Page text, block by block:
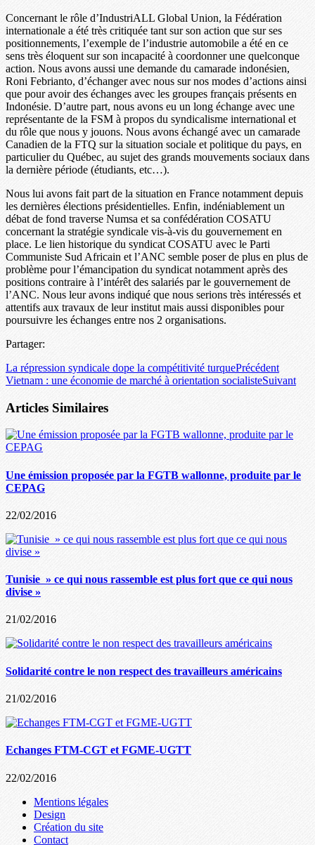
Concernant le rôle d’IndustriALL Global Union, la Fédération
internationale a été très critiquée tant sur son action que sur ses
positionnements, l’exemple de l’industrie automobile a été en ce
sens très éloquent sur son incapacité à coordonner une quelconque
action. Nous avons aussi une demande du camarade indonésien,
Roni Febrianto, d’échanger avec nous sur nos modes d’actions ainsi
que pour avoir des échanges avec les groupes français présents en
Indonésie. D’autre part, nous avons eu un long échange avec une
représentante de la FSM à propos du syndicalisme international et
du rôle que nous y jouons. Nous avons échangé avec un camarade
Canadien de la FTQ sur la situation sociale et politique du pays, en
particulier du Québec, au sujet des grands mouvements sociaux dans
la dernière période (étudiants, etc…).
Nous lui avons fait part de la situation en France notamment depuis
les dernières élections présidentielles. Enfin, indéniablement un
débat de fond traverse Numsa et sa confédération COSATU
concernant la stratégie syndicale vis-à-vis du gouvernement en
place. Le lien historique du syndicat COSATU avec le Parti
Communiste Sud Africain et l’ANC semble poser de plus en plus de
problème pour l’émancipation du syndicat notamment après des
positions contraire à l’intérêt des salariés par le gouvernement de
l’ANC. Nous leur avons indiqué que nous serions très intéressés et
attentifs aux travaux de leur institut mais aussi disponibles pour
poursuivre les échanges entre nos 2 organisations.
Partager:
La répression syndicale dope la compétitivité turquePrécédent
Vietnam : une économie de marché à orientation socialisteSuivant
Articles Similaires
Une émission proposée par la FGTB wallonne, produite par le
CEPAG
22/02/2016
Tunisie » ce qui nous rassemble est plus fort que ce qui nous
divise »
21/02/2016
Solidarité contre le non respect des travailleurs américains
21/02/2016
Echanges FTM-CGT et FGME-UGTT
22/02/2016
Mentions légales
Design
Création du site
Contact